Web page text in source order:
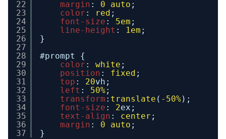
22
23
24
25
26
27
28
29
30
31
32
33
34
35
36
37
margin : 0 auto ;
color : red ;
font-size : 5em ;
line-height : 1em ;
}
#prompt {
color : white ;
position : fixed ;
top : 20vh;
left : 50%;
transform : translate ( -50%);
font-size : 2ex;
text-align : center ;
margin : 0 auto ;
}